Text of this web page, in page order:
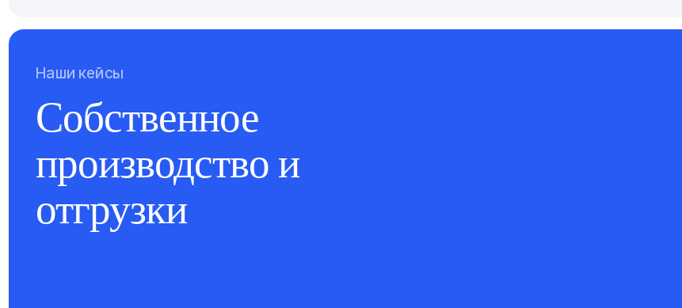
Наши кейсы
Собственное
производство и
отгрузки